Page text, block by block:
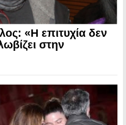
«Η επιτυχία δεν
στην